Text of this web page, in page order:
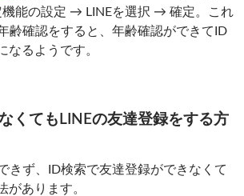
能の設定 → LINEを選択 → 確定。これ
齢確認をすると、年齢確認ができてID
なるようです。
くてもLINEの友達登録をする方
きず、ID検索で友達登録ができなくて
があります。